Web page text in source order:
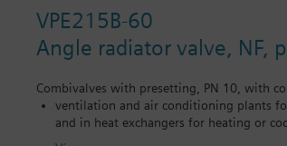
VPE215B-60
Angle radiator valve, NF,
Combivalves with presetting, PN 10, with
ventilation and air conditioning plants
and in heat exchangers for heating or